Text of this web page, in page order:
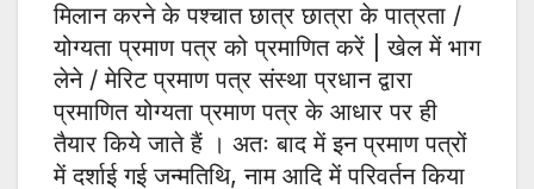
मिलान करने के पश्चात छात्र छात्रा के पात्रता /
योग्यता प्रमाण पत्र को प्रमाणित करें | खेल में भाग
लेने / मेरिट प्रमाण पत्र संस्था प्रधान द्वारा
प्रमाणित योग्यता प्रमाण पत्र के आधार पर ही
तैयार किये जाते हैं । अतः बाद में इन प्रमाण पत्रों
में दर्शाई गई जन्मतिथि, नाम आदि में परिवर्तन किया